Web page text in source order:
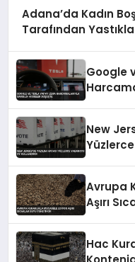
Adana’da Kadın
Tarafından
Google
New
Yüzlerce
Avrupa
Aşırı
Hac